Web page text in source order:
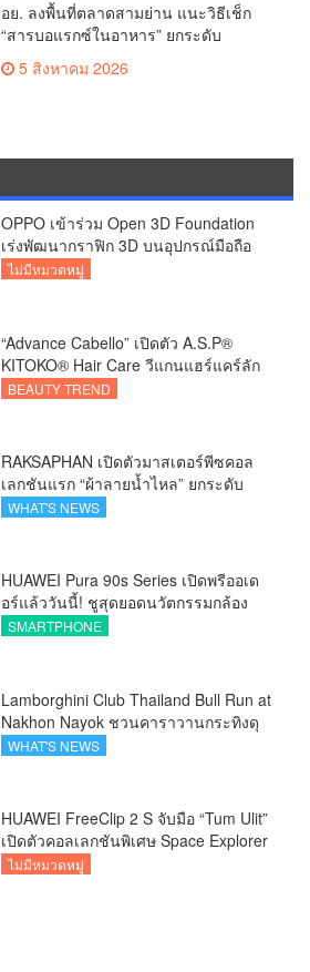
อย. ลงพื้นที่ตลาดสามย่าน แนะวิธีเช็ก
“สารบอแรกซ์ในอาหาร” ยกระดับ
ตลาดสดปลอดภัยเพื่อผู้บริโภค
5 สิงหาคม 2026
OPPO เข้าร่วม Open 3D Foundation
เร่งพัฒนากราฟิก 3D บนอุปกรณ์มือถือ
ไม่มีหมวดหมู่
“Advance Cabello” เปิดตัว A.S.P®
KITOKO® Hair Care วีแกนแฮร์แคร์ลัก
ชัวรีจากอังกฤษ ยกระดับการดูแลเส้นผม
BEAUTY TREND
RAKSAPHAN เปิดตัวมาสเตอร์พีซคอล
เลกชันแรก “ผ้าลายน้ำไหล” ยกระดับ
ภูมิปัญญาท้องถิ่นสู่งานศิลป์ระดับสากล
WHAT'S NEWS
HUAWEI Pura 90s Series เปิดพรีออเด
อร์แล้ววันนี้! ชูสุดยอดนวัตกรรมกล้อง
พร้อม AI อัจฉริยะและ 5G Advanced
SMARTPHONE
Lamborghini Club Thailand Bull Run at
Nakhon Nayok ชวนคาราวานกระทิงดุ
สัมผัสธรรมชาติเมืองรอง ณ นครนายก
WHAT'S NEWS
HUAWEI FreeClip 2 S จับมือ “Tum Ulit”
เปิดตัวคอลเลกชันพิเศษ Space Explorer
ถ่ายทอดศิลปะบนเคสหูฟัง
ไม่มีหมวดหมู่